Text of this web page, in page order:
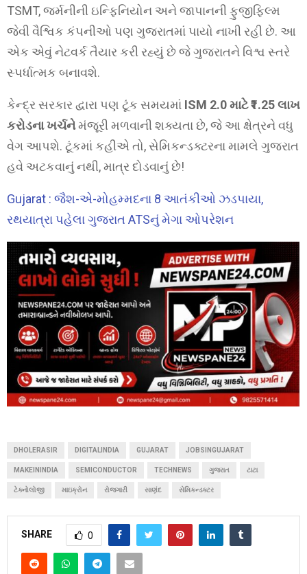
TSMT, જર્મનીની ઇન્ફિનિયોન અને જાપાનની ફુજીફિલ્મ
જેવી વૈશ્વિક કંપનીઓ પણ ગુજરાતમાં પાયો નાખી રહી છે. આ
એક એવું નેટવર્ક તૈયાર કરી રહ્યું છે જે ગુજરાતને વિશ્વ સ્તરે
સ્પર્ધાત્મક બનાવશે.
કેન્દ્ર સરકાર દ્વારા પણ ટૂંક સમયમાં ISM 2.0 માટે ₹1.25 લાખ
કરોડના ખર્ચનેમંજૂરી મળવાની શક્યતા છે, જે આ ક્ષેત્રને વધુ
વેગ આપશે. ટૂંકમાં કહીએ તો, સેમિકન્ડક્ટરના મામલે ગુજરાત
હવે અટકવાનું નથી, માત્ર દોડવાનું છે!
Gujarat : જૈશ-એ-મોહમ્મદના 8 આતંકીઓ ઝડપાયા,
રથયાત્રા પહેલા ગુજરાત ATSનું મેગા ઓપરેશન
DHOLERASIR DIGITALINDIA GUJARAT JOBSINGUJARAT
MAKEININDIA SEMICONDUCTOR TECHNEWS ગુજરાત ટાટા
ટેક્નોલોજી માઇક્રોન રોજગારી સાણંદ સેમિકન્ડક્ટર
SHARE 0